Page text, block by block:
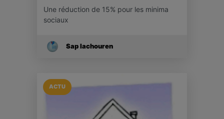
Une réduction de 15% pour les minima
sociaux
Sap Iachouren
ACTU